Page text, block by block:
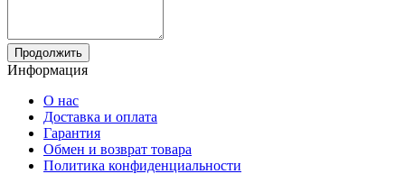
Продолжить
Информация
О нас
Доставка и оплата
Гарантия
Обмен и возврат товара
Политика конфиденциальности